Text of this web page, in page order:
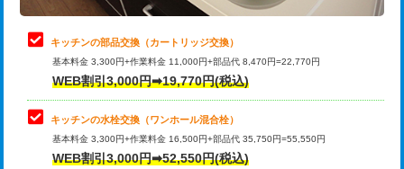
給水管工事※（塩ビ管（VP・HI）使
用/3ｍまで)
給水管工事※（塩ビ管（VP・HI）使
用（追加）/3ｍ超え)
給水管工事※（ライニング鋼管・銅
管・ポリ管・HT管使用/3ｍまで)
44,000円
止水・漏水調査・防水処理・清掃・修
理・調整・分解・加工など（中作業）
22,000円
止水・漏水調査・防水処理・清掃・修
理・調整・分解・加工など（重作業）
33,000円
お風呂タンク脱着
その他部品の脱着
キッチンの部品交換（カートリッジ交換）
基本料金 3,300円+作業料金 11,000円+部品代 8,470円=22,770円
WEB割引3,000円➡19,770円(税込)
キッチンの水栓交換（ワンホール混合栓）
基本料金 3,300円+作業料金 16,500円+部品代 35,750円=55,550円
WEB割引3,000円➡52,550円(税込)